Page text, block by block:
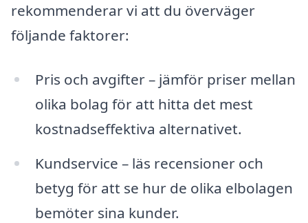
rekommenderar vi att du överväger
följande faktorer:
Pris och avgifter – jämför priser mellan
olika bolag för att hitta det mest
kostnadseffektiva alternativet.
Kundservice – läs recensioner och
betyg för att se hur de olika elbolagen
bemöter sina kunder.